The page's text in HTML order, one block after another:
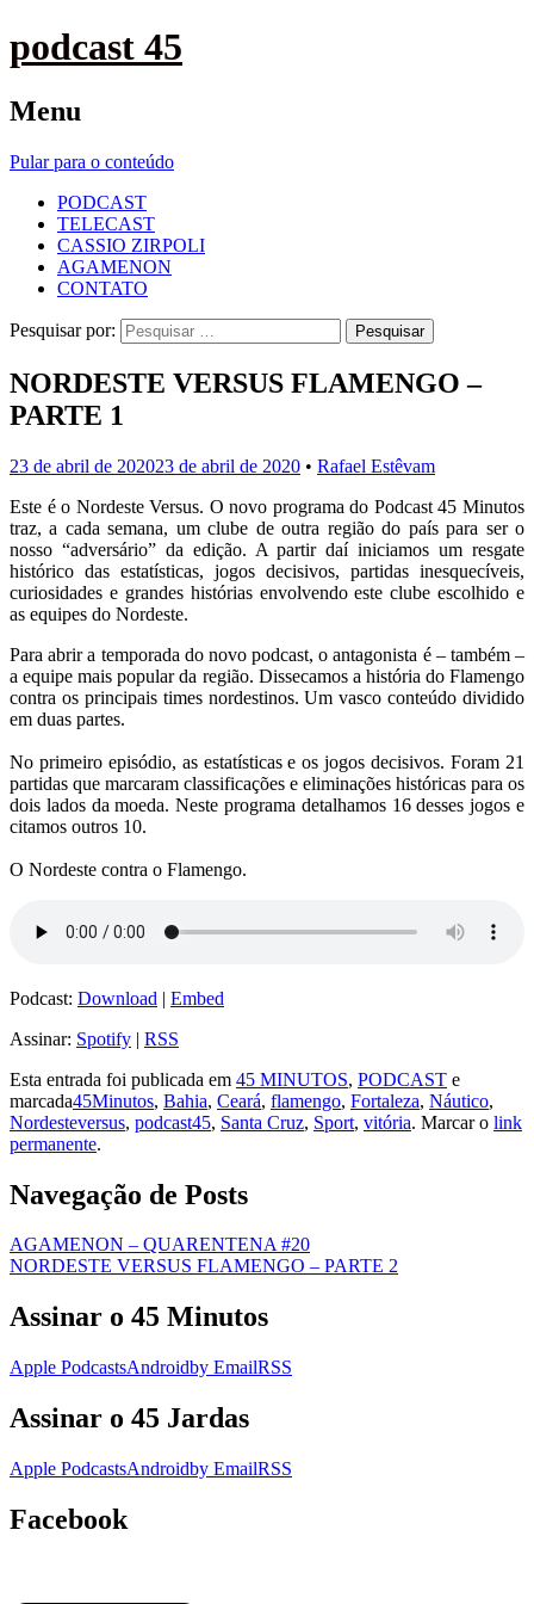
podcast 45
Menu
Pular para o conteúdo
PODCAST
TELECAST
CASSIO ZIRPOLI
AGAMENON
CONTATO
Pesquisar por:
NORDESTE VERSUS FLAMENGO –
PARTE 1
23 de abril de 202023 de abril de 2020 • Rafael Estêvam
Este é o Nordeste Versus. O novo programa do Podcast 45 Minutos
traz, a cada semana, um clube de outra região do país para ser o
nosso “adversário” da edição. A partir daí iniciamos um resgate
histórico das estatísticas, jogos decisivos, partidas inesquecíveis,
curiosidades e grandes histórias envolvendo este clube escolhido e
as equipes do Nordeste.
Para abrir a temporada do novo podcast, o antagonista é – também –
a equipe mais popular da região. Dissecamos a história do Flamengo
contra os principais times nordestinos. Um vasco conteúdo dividido
em duas partes.
No primeiro episódio, as estatísticas e os jogos decisivos. Foram 21
partidas que marcaram classificações e eliminações históricas para os
dois lados da moeda. Neste programa detalhamos 16 desses jogos e
citamos outros 10.
O Nordeste contra o Flamengo.
Podcast: Download | Embed
Assinar: Spotify | RSS
Esta entrada foi publicada em 45 MINUTOS, PODCAST e
marcada45Minutos, Bahia, Ceará, flamengo, Fortaleza, Náutico,
Nordesteversus, podcast45, Santa Cruz, Sport, vitória. Marcar o link
permanente.
Navegação de Posts
AGAMENON – QUARENTENA #20
NORDESTE VERSUS FLAMENGO – PARTE 2
Assinar o 45 Minutos
Apple PodcastsAndroidby EmailRSS
Assinar o 45 Jardas
Apple PodcastsAndroidby EmailRSS
Facebook